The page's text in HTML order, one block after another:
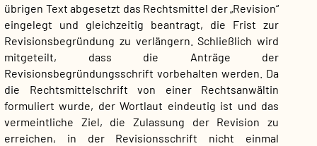
übrigen Text abgesetzt das Rechtsmittel der „Revision“
eingelegt und gleichzeitig beantragt, die Frist zur
Revisionsbegründung zu verlängern. Schließlich wird
mitgeteilt, dass die Anträge der
Revisionsbegründungsschrift vorbehalten werden. Da
die Rechtsmittelschrift von einer Rechtsanwältin
formuliert wurde, der Wortlaut eindeutig ist und das
vermeintliche Ziel, die Zulassung der Revision zu
erreichen, in der Revisionsschrift nicht einmal